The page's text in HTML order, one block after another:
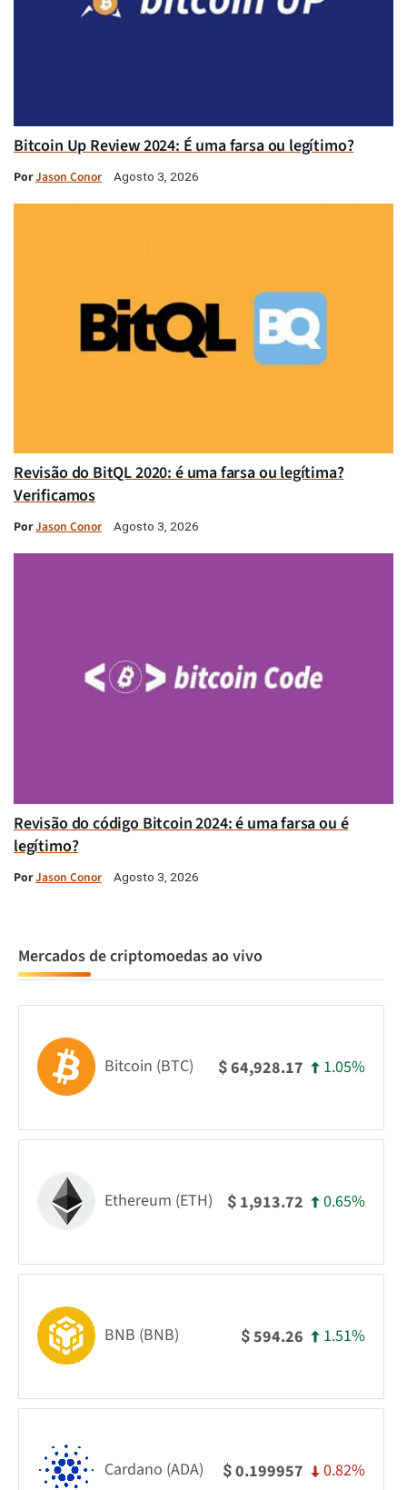
Bitcoin Up Review 2024: É uma farsa ou legítimo?
PorJason Conor Agosto 3, 2026
Revisão do BitQL 2020: é uma farsa ou legítima?
Verificamos
PorJason Conor Agosto 3, 2026
Revisão do código Bitcoin 2024: é uma farsa ou é
legítimo?
PorJason Conor Agosto 3, 2026
Mercados de criptomoedas ao vivo
Bitcoin (BTC) $64,928.17 1.05%
Ethereum (ETH) $ 1,913.72 0.65%
BNB (BNB) $594.26 1.51%
Cardano (ADA) $0.199957 0.82%